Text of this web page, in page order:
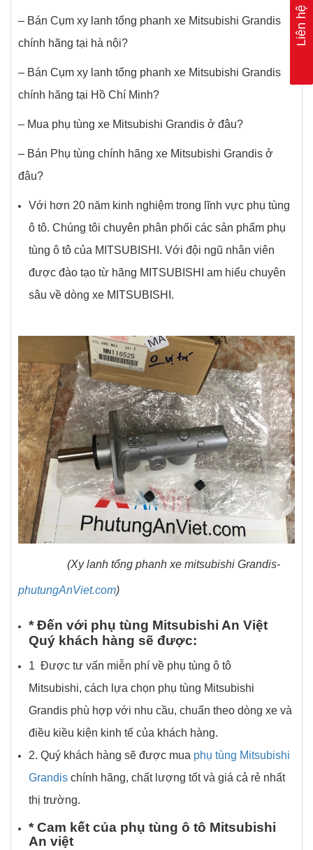
– Bán Cụm xy lanh tổng phanh xe Mitsubishi Grandis
chính hãng tại hà nội?
– Bán Cụm xy lanh tổng phanh xe Mitsubishi Grandis
chính hãng tại Hồ Chí Minh?
– Mua phụ tùng xe Mitsubishi Grandis ở đâu?
– Bán Phụ tùng chính hãng xe Mitsubishi Grandis ở
đâu?
Với hơn 20 năm kinh nghiệm trong lĩnh vực phụ tùng
ô tô. Chúng tôi chuyên phân phối các sản phẩm phụ
tùng ô tô của MITSUBISHI. Với đội ngũ nhân viên
được đào tạo từ hãng MITSUBISHI am hiểu chuyên
sâu về dòng xe MITSUBISHI.
(Xy lanh tổng phanh xe mitsubishi Grandis-
phutungAnViet.com)
* Đến với phụ tùng Mitsubishi An Việt
Quý khách hàng sẽ được:
1 Được tư vấn miễn phí về phụ tùng ô tô
Mitsubishi, cách lựa chọn phụ tùng Mitsubishi
Grandis phù hợp với nhu cầu, chuẩn theo dòng xe và
điều kiều kiện kinh tế của khách hàng.
2. Quý khách hàng sẽ được mua phụ tùng Mitsubishi
Grandis chính hãng, chất lượng tốt và giá cả rẻ nhất
thị trường.
*Cam kết của phụ tùng ô tô Mitsubishi
An việt
Liên hệ